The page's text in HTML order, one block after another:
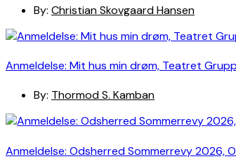
By: Christian Skovgaard Hansen
Anmeldelse: Mit hus min drøm, Teatret
By: Thormod S. Kamban
Anmeldelse: Odsherred Sommerrevy 2026,